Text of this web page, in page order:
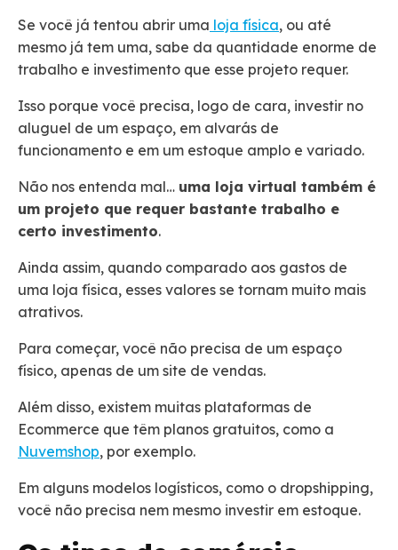
Se você já tentou abrir uma loja física, ou até
mesmo já tem uma, sabe da quantidade enorme de
trabalho e investimento que esse projeto requer.
Isso porque você precisa, logo de cara, investir no
aluguel de um espaço, em alvarás de
funcionamento e em um estoque amplo e variado.
Não nos entenda mal… uma loja virtual também é
um projeto que requer bastante trabalho e
certo investimento.
Ainda assim, quando comparado aos gastos de
uma loja física, esses valores se tornam muito mais
atrativos.
Para começar, você não precisa de um espaço
físico, apenas de um site de vendas.
Além disso, existem muitas plataformas de
Ecommerce que têm planos gratuitos, como a
Nuvemshop, por exemplo.
Em alguns modelos logísticos, como o dropshipping,
você não precisa nem mesmo investir em estoque.